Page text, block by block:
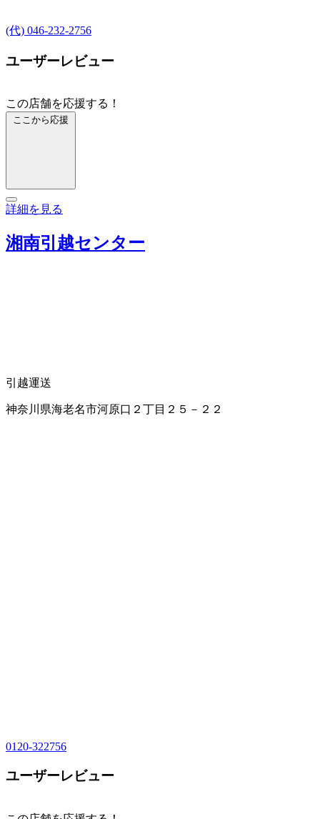
(代) 046-232-2756
ユーザーレビュー
この店舗を応援する！
ここから応援
詳細を見る
湘南引越センター
引越運送
神奈川県海老名市河原口２丁目２５－２２
0120-322756
ユーザーレビュー